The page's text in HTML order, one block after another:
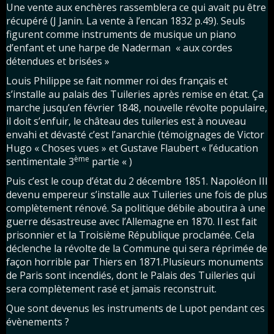
Une vente aux enchères rassemblera ce qui avait pu être
récupéré (J Janin. La vente à l’encan 1832 p.49). Seuls
figurent comme instruments de musique un piano
d’enfant et une harpe de Naderman « aux cordes
détendues et brisées »
Louis Philippe se fait nommer roi des français et
s’installe au palais des Tuileries après remise en état. Ça
marche jusqu’en février 1848, nouvelle révolte populaire,
il doit s’enfuir, le château des tuileries est à nouveau
envahi et dévasté c’est l’anarchie (témoignages de Victor
Hugo « Choses vues » et Gustave Flaubert « l’éducation
sentimentale 3ème partie « )
Puis c’est le coup d’état du 2 décembre 1851. Napoléon III
devenu empereur s’installe aux Tuileries une fois de plus
complètement rénové. Sa politique débile aboutira à une
guerre désastreuse avec l’Allemagne en 1870. Il est fait
prisonnier et la Troisième République proclamée. Cela
déclenche la révolte de la Commune qui sera réprimée de
façon horrible par Thiers en 1871.Plusieurs monuments
de Paris sont incendiés, dont le Palais des Tuileries qui
sera complètement rasé et jamais reconstruit.
Que sont devenus les instruments de Lupot pendant ces
évènements ?